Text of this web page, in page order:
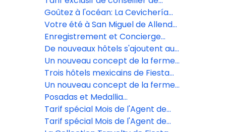
Allende
voyage au Live Aqua San Miguel de
Allende
Goûtez à l'océan: La Cevichería
ouvre ses portes au Fiesta
Americana Riviera Nayarit
Votre été à San Miguel de Allende
commence ici!
Enregistrement et Concierge
Digital propulsé par Agentforce
De nouveaux hôtels s'ajoutent au
portefeuille de Posadas
Un nouveau concept de la ferme
à la table prend vie à Grand Fiesta
Americana Los Cabos.
Trois hôtels mexicains de Fiesta
Americana Travelty pourront
désormais arborer la distinction
Clef Verte.
Un nouveau concept de la ferme
à la table prend vie à Grand Fiesta
Americana Los Cabos.
Posadas et Medallia
révolutionnent l'expérience client
grâce à l'écoute en temps réel
Tarif spécial Mois de l'Agent de
Voyages Grupo Posadas
Tarif spécial Mois de l'Agent de